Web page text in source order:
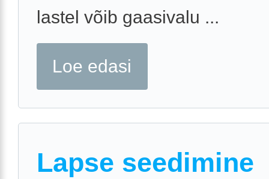
lastel võib gaasivalu ...
Loe edasi
Lapse seedimine